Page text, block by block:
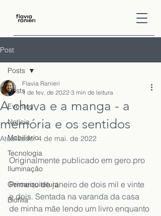
Post
Posts
Eventos
Notícia
Mobiliário
Tecnologia
Iluminação
Geroarquitetura
Biofilia
Posts
A chuva e a manga - a
memória e os sentidos
Flavia Ranieri
1 de fev. de 2022 3 min de leitura
Atualizado:4 de mai. de 2022
Originalmente publicado em gero.pro
Primeiro de janeiro de dois mil e vinte
e dois. Sentada na varanda da casa
de minha mãe lendo um livro enquanto